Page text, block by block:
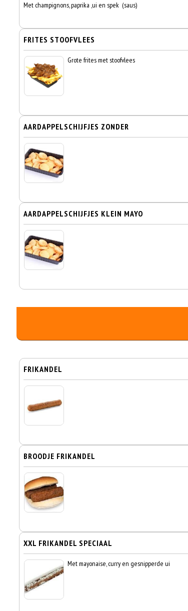
Met champignons, paprika ,ui en spek (saus)
FRITES STOOFVLEES
Grote frites met stoofvlees
AARDAPPELSCHIJFJES ZONDER
AARDAPPELSCHIJFJES KLEIN MAYO
FRIKANDEL
BROODJE FRIKANDEL
XXL FRIKANDEL SPECIAAL
Met mayonaise, curry en gesnipperde ui